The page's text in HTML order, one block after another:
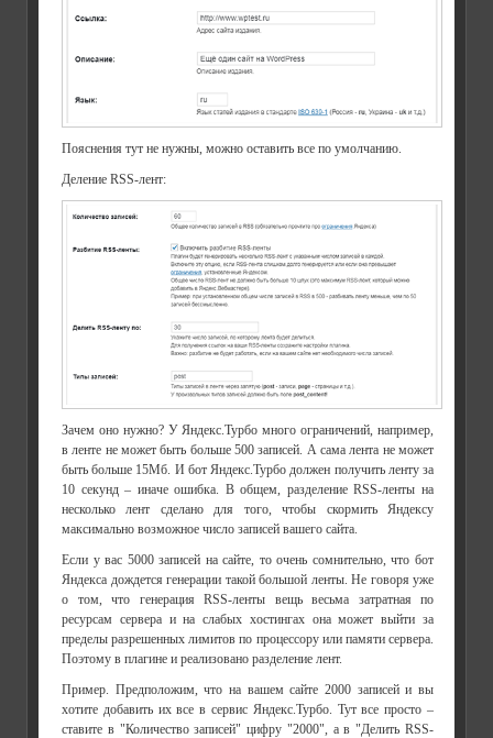
Пояснения тут не нужны, можно оставить все по умолчанию.
Деление RSS-лент:
Зачем оно нужно? У Яндекс.Турбо много ограничений, например,
в ленте не может быть больше 500 записей. А сама лента не может
быть больше 15Мб. И бот Яндекс.Турбо должен получить ленту за
10 секунд – иначе ошибка. В общем, разделение RSS-ленты на
несколько лент сделано для того, чтобы скормить Яндексу
максимально возможное число записей вашего сайта.
Если у вас 5000 записей на сайте, то очень сомнительно, что бот
Яндекса дождется генерации такой большой ленты. Не говоря уже
о том, что генерация RSS-ленты вещь весьма затратная по
ресурсам сервера и на слабых хостингах она может выйти за
пределы разрешенных лимитов по процессору или памяти сервера.
Поэтому в плагине и реализовано разделение лент.
Пример. Предположим, что на вашем сайте 2000 записей и вы
хотите добавить их все в сервис Яндекс.Турбо. Тут все просто –
ставите в "Количество записей" цифру "2000", а в "Делить RSS-